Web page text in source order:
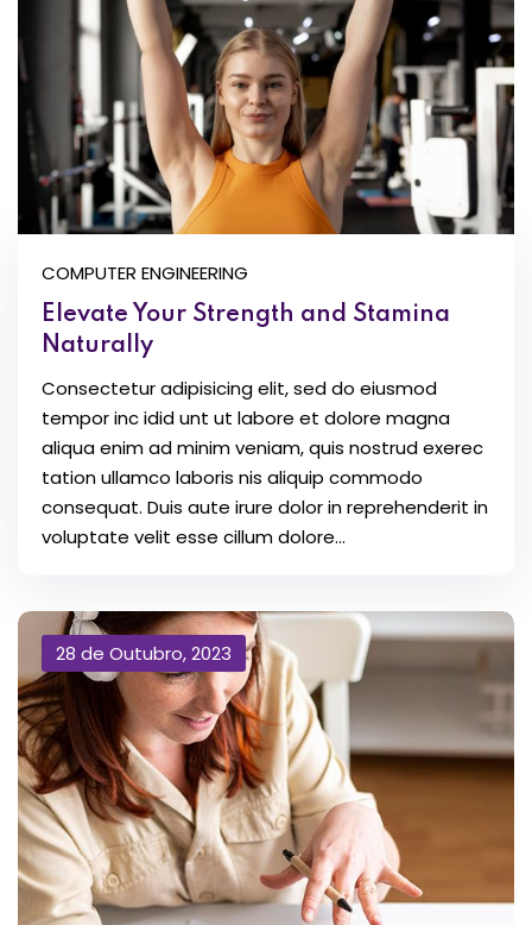
COMPUTER ENGINEERING
Elevate Your Strength and Stamina
Naturally
Consectetur adipisicing elit, sed do eiusmod
tempor inc idid unt ut labore et dolore magna
aliqua enim ad minim veniam, quis nostrud exerec
tation ullamco laboris nis aliquip commodo
consequat. Duis aute irure dolor in reprehenderit in
voluptate velit esse cillum dolore...
28 de Outubro, 2023